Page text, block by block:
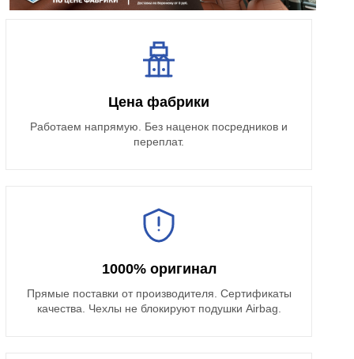
Цена фабрики
Работаем напрямую. Без наценок посредников и
переплат.
1000% оригинал
Прямые поставки от производителя. Сертификаты
качества. Чехлы не блокируют подушки Airbag.